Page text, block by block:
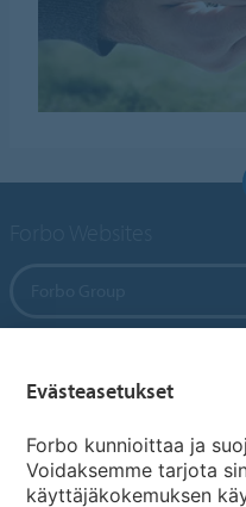
Evästeasetukset
Forbo kunnioittaa ja
Voidaksemme tarjota
käyttäjäkokemuksen